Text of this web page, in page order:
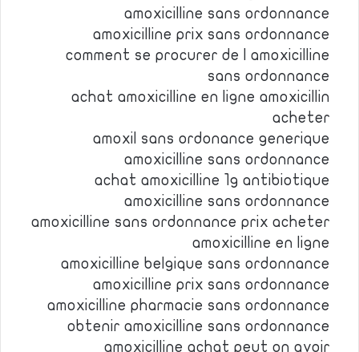
amoxicilline sans ordonnance
amoxicilline prix sans ordonnance
comment se procurer de l amoxicilline
sans ordonnance
achat amoxicilline en ligne amoxicillin
acheter
amoxil sans ordonance generique
amoxicilline sans ordonnance
achat amoxicilline 1g antibiotique
amoxicilline sans ordonnance
amoxicilline sans ordonnance prix acheter
amoxicilline en ligne
amoxicilline belgique sans ordonnance
amoxicilline prix sans ordonnance
amoxicilline pharmacie sans ordonnance
obtenir amoxicilline sans ordonnance
amoxicilline achat peut on avoir